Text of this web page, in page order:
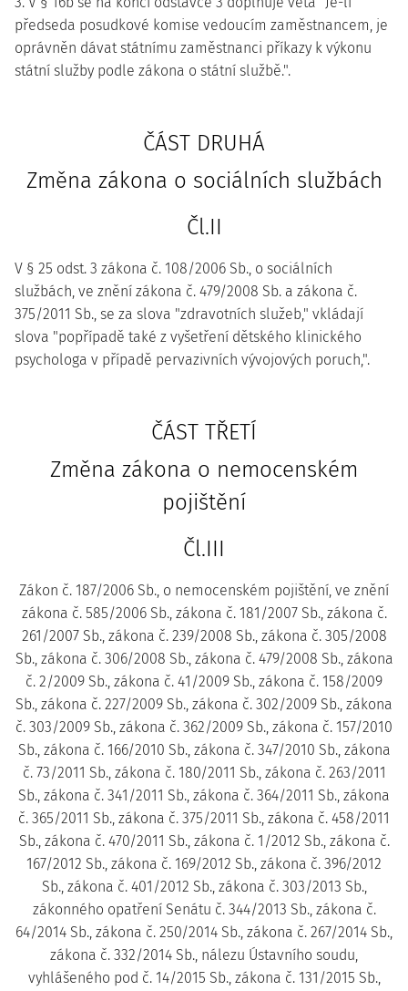
předseda posudkové komise vedoucím zaměstnancem, je
oprávněn dávat státnímu zaměstnanci příkazy k výkonu
státní služby podle zákona o státní službě.".
ČÁST DRUHÁ
Změna zákona o sociálních službách
Čl.II
V § 25 odst. 3 zákona č. 108/2006 Sb., o sociálních
službách, ve znění zákona č. 479/2008 Sb. a zákona č.
375/2011 Sb., se za slova "zdravotních služeb," vkládají
slova "popřípadě také z vyšetření dětského klinického
psychologa v případě pervazivních vývojových poruch,".
ČÁST TŘETÍ
Změna zákona o nemocenském
pojištění
Čl.III
Zákon č. 187/2006 Sb., o nemocenském pojištění, ve znění
zákona č. 585/2006 Sb., zákona č. 181/2007 Sb., zákona č.
261/2007 Sb., zákona č. 239/2008 Sb., zákona č. 305/2008
Sb., zákona č. 306/2008 Sb., zákona č. 479/2008 Sb., zákona
č. 2/2009 Sb., zákona č. 41/2009 Sb., zákona č. 158/2009
Sb., zákona č. 227/2009 Sb., zákona č. 302/2009 Sb., zákona
č. 303/2009 Sb., zákona č. 362/2009 Sb., zákona č. 157/2010
Sb., zákona č. 166/2010 Sb., zákona č. 347/2010 Sb., zákona
č. 73/2011 Sb., zákona č. 180/2011 Sb., zákona č. 263/2011
Sb., zákona č. 341/2011 Sb., zákona č. 364/2011 Sb., zákona
č. 365/2011 Sb., zákona č. 375/2011 Sb., zákona č. 458/2011
Sb., zákona č. 470/2011 Sb., zákona č. 1/2012 Sb., zákona č.
167/2012 Sb., zákona č. 169/2012 Sb., zákona č. 396/2012
Sb., zákona č. 401/2012 Sb., zákona č. 303/2013 Sb.,
zákonného opatření Senátu č. 344/2013 Sb., zákona č.
64/2014 Sb., zákona č. 250/2014 Sb., zákona č. 267/2014 Sb.,
zákona č. 332/2014 Sb., nálezu Ústavního soudu,
vyhlášeného pod č. 14/2015 Sb., zákona č. 131/2015 Sb.,